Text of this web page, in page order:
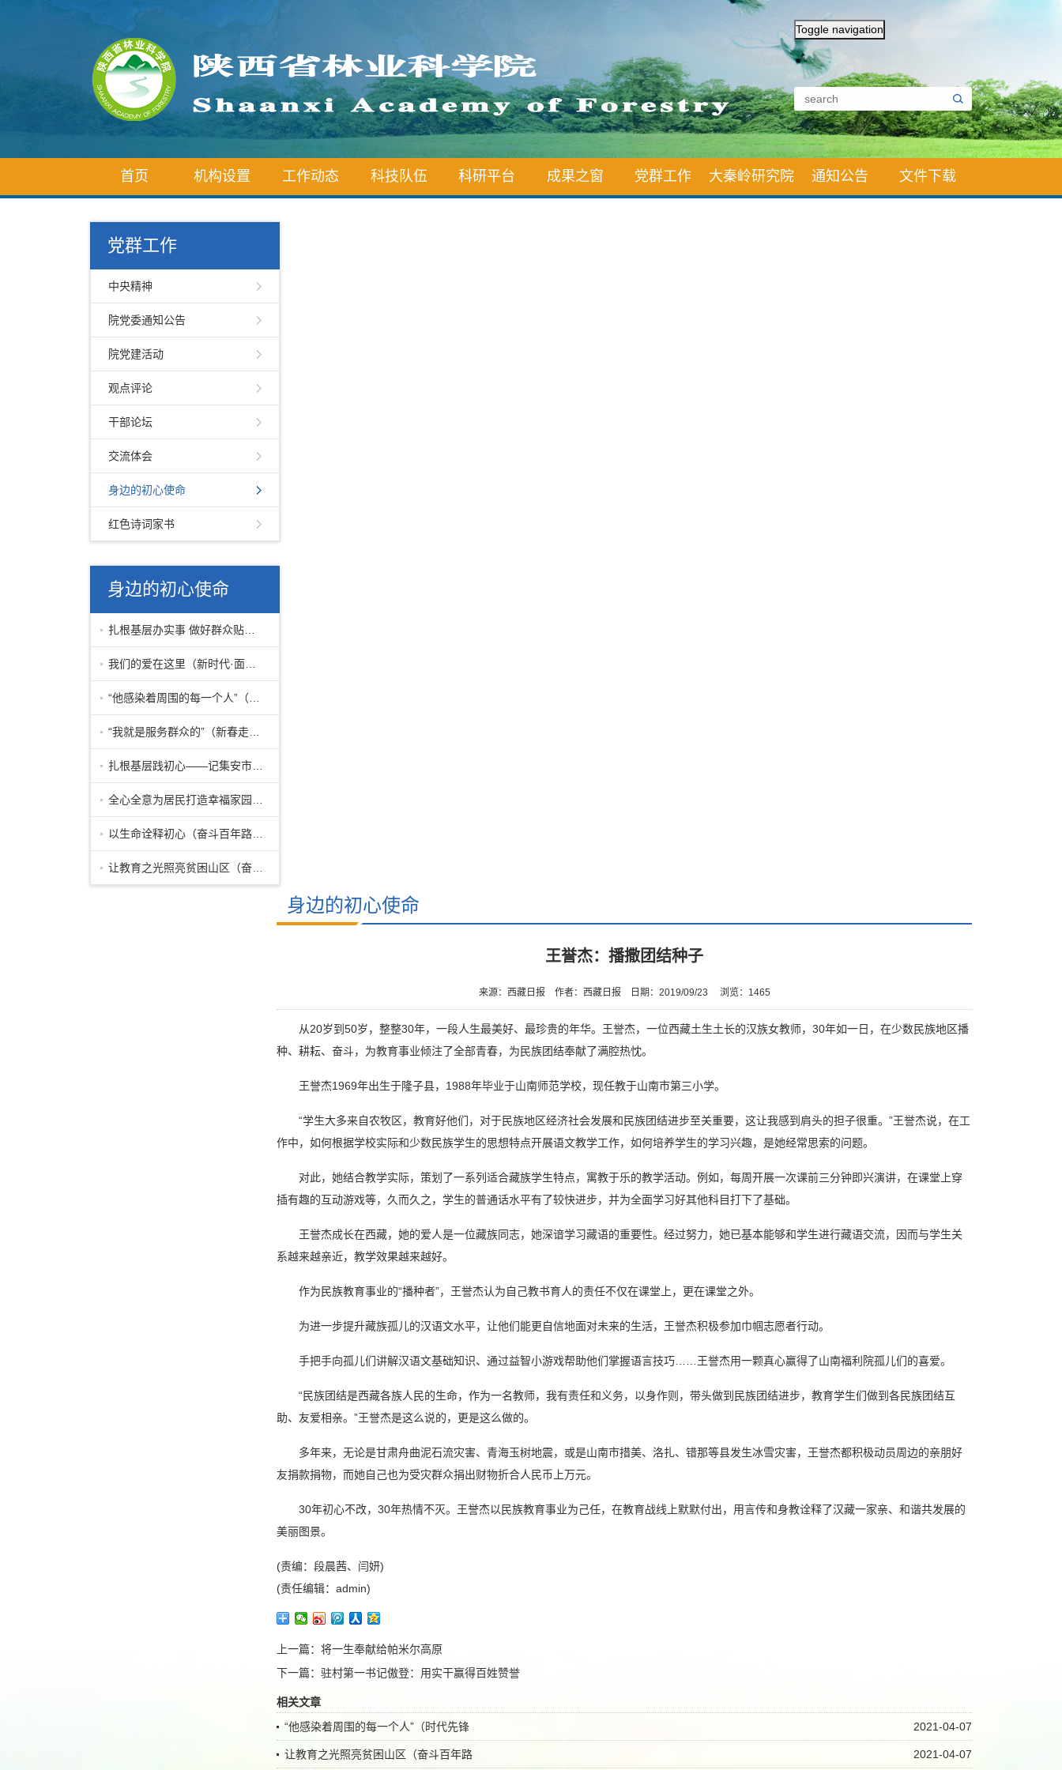
Toggle navigation
首页 机构设置 工作动态 科技队伍 科研平台 成果之窗 党群工作 大秦岭研究院 通知公告 文件下载
党群工作
中央精神
院党委通知公告
院党建活动
观点评论
干部论坛
交流体会
身边的初心使命
红色诗词家书
身边的初心使命
身边的初心使命
王誉杰：播撒团结种子
来源：西藏日报 作者：西藏日报 日期：2019/09/23 浏览： 1465
从20岁到50岁，整整30年，一段人生最美好、最珍贵的年华。王誉杰，一位西藏土生土长的汉族女教师，30年如一日，在少数民族地区播
种、耕耘、奋斗，为教育事业倾注了全部青春，为民族团结奉献了满腔热忱。
王誉杰1969年出生于隆子县，1988年毕业于山南师范学校，现任教于山南市第三小学。
“学生大多来自农牧区，教育好他们，对于民族地区经济社会发展和民族团结进步至关重要，这让我感到肩头的担子很重。”王誉杰说，在工
作中，如何根据学校实际和少数民族学生的思想特点开展语文教学工作，如何培养学生的学习兴趣，是她经常思索的问题。
对此，她结合教学实际，策划了一系列适合藏族学生特点，寓教于乐的教学活动。例如，每周开展一次课前三分钟即兴演讲，在课堂上穿
插有趣的互动游戏等，久而久之，学生的普通话水平有了较快进步，并为全面学习好其他科目打下了基础。
王誉杰成长在西藏，她的爱人是一位藏族同志，她深谙学习藏语的重要性。经过努力，她已基本能够和学生进行藏语交流，因而与学生关
系越来越亲近，教学效果越来越好。
作为民族教育事业的“播种者”，王誉杰认为自己教书育人的责任不仅在课堂上，更在课堂之外。
为进一步提升藏族孤儿的汉语文水平，让他们能更自信地面对未来的生活，王誉杰积极参加巾帼志愿者行动。
手把手向孤儿们讲解汉语文基础知识、通过益智小游戏帮助他们掌握语言技巧……王誉杰用一颗真心赢得了山南福利院孤儿们的喜爱。
“民族团结是西藏各族人民的生命，作为一名教师，我有责任和义务，以身作则，带头做到民族团结进步，教育学生们做到各民族团结互
助、友爱相亲。”王誉杰是这么说的，更是这么做的。
多年来，无论是甘肃舟曲泥石流灾害、青海玉树地震，或是山南市措美、洛扎、错那等县发生冰雪灾害，王誉杰都积极动员周边的亲朋好
友捐款捐物，而她自己也为受灾群众捐出财物折合人民币上万元。
30年初心不改，30年热情不灭。王誉杰以民族教育事业为己任，在教育战线上默默付出，用言传和身教诠释了汉藏一家亲、和谐共发展的
美丽图景。
(责编：段晨茜、闫妍)
(责任编辑：admin)
上一篇： 将一生奉献给帕米尔高原
下一篇： 驻村第一书记傲登：用实干赢得百姓赞誉
相关文章
2021-04-07
“他感染着周围的每一个人”（时代先锋
2021-04-07
让教育之光照亮贫困山区（奋斗百年路